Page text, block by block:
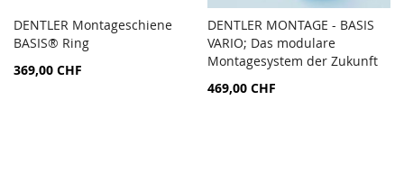
Ajouter au panier
AJOUTER
COMPARATEUR
DENTLER Montageschiene
BASIS® Ring
369,00 CHF
Ajouter au panier
AU
DENTLER MONTAGE - BASIS
VARIO; Das modulare
Montagesystem der Zukunft
469,00 CHF